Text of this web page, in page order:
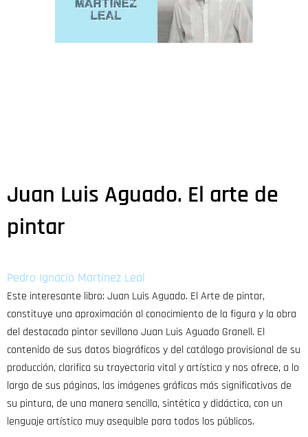
Juan Luis Aguado. El arte de
pintar
Pedro Ignacio Martínez Leal
Este interesante libro: Juan Luis Aguado. El Arte de pintar,
constituye una aproximación al conocimiento de la figura y la obra
del destacado pintor sevillano Juan Luis Aguado Granell. El
contenido de sus datos biográficos y del catálogo provisional de su
producción, clarifica su trayectoria vital y artística y nos ofrece, a lo
largo de sus páginas, las imágenes gráficas más significativas de
su pintura, de una manera sencilla, sintética y didáctica, con un
lenguaje artístico muy asequible para todos los públicos.